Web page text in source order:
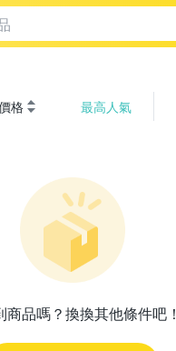
格 最高人氣
商品嗎？換換其他條件吧！